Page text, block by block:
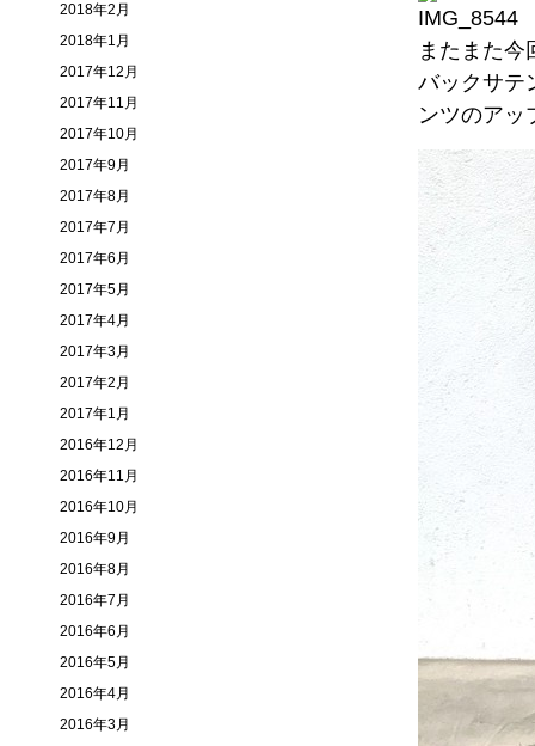
またまた今
バックサテ
ンツのアッ
2018年2月
2018年1月
2017年12月
2017年11月
2017年10月
2017年9月
2017年8月
2017年7月
2017年6月
2017年5月
2017年4月
2017年3月
2017年2月
2017年1月
2016年12月
2016年11月
2016年10月
2016年9月
2016年8月
2016年7月
2016年6月
2016年5月
2016年4月
2016年3月